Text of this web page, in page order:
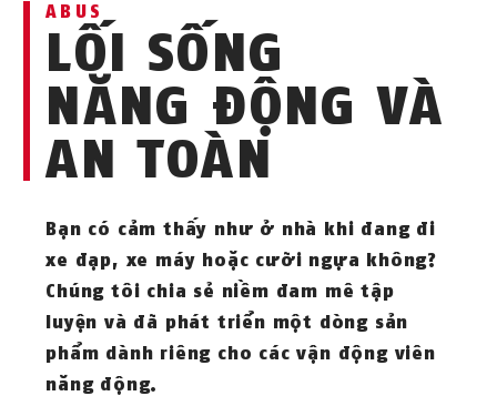
ABUS
LỐI SỐNG
NĂNG ĐỘNG VÀ
AN TOÀN
Bạn có cảm thấy như ở nhà khi đang đi
xe đạp, xe máy hoặc cưỡi ngựa không?
Chúng tôi chia sẻ niềm đam mê tập
luyện và đã phát triển một dòng sản
phẩm dành riêng cho các vận động viên
năng động.